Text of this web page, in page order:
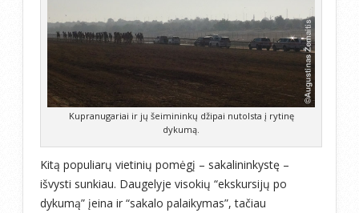
Kupranugariai ir jų šeimininkų džipai nutolsta į rytinę
dykumą.
Kitą populiarų vietinių pomėgį – sakalininkystę –
išvysti sunkiau. Daugelyje visokių “ekskursijų po
dykumą” įeina ir “sakalo palaikymas”, tačiau